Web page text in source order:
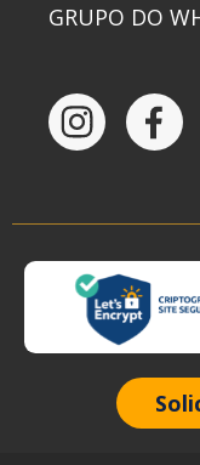
GRUPO DO